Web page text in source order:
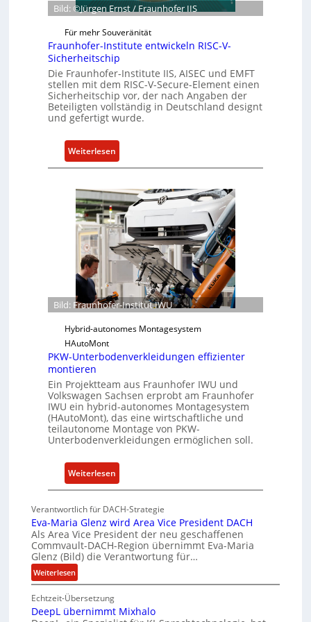
r
R
e
s
i
l
i
e
c
e
c
t
e
s
c
h
ä
f
t
s
e
h
i
t
f
ü
r
S
f
t
r
u
n
d
K
I
Bild: ©Jürgen Ernst / Fraunhofer IIS
Für mehr Souveränität
Fraunhofer-Institute entwickeln RISC-V-
Sicherheitschip
Die Fraunhofer-Institute IIS, AISEC und EMFT
stellen mit dem RISC-V-Secure-Element einen
Sicherheitschip vor, der nach Angaben der
Beteiligten vollständig in Deutschland designt
und gefertigt wurde.
Weiterlesen
F
a
u
n
o
e
r
-
I
s
i
t
u
t
e
t
i
c
k
e
n
I
Bild: Fraunhofer-Institut IWU
Hybrid-autonomes Montagesystem
HAutoMont
PKW-Unterbodenverkleidungen effizienter
montieren
Ein Projektteam aus Fraunhofer IWU und
Volkswagen Sachsen erprobt am Fraunhofer
IWU ein hybrid-autonomes Montagesystem
(HAutoMont), das eine wirtschaftliche und
teilautonome Montage von PKW-
Unterbodenverkleidungen ermöglichen soll.
Weiterlesen
P
W
-
U
n
e
b
Verantwortlich für DACH-Strategie
Eva-Maria Glenz wird Area Vice President DACH
Als Area Vice President der neu geschaffenen
Commvault-DACH-Region übernimmt Eva-Maria
Glenz (Bild) die Verantwortung für…
Weiterlesen:
E
v
a
Echtzeit-Übersetzung
DeepL übernimmt Mixhalo